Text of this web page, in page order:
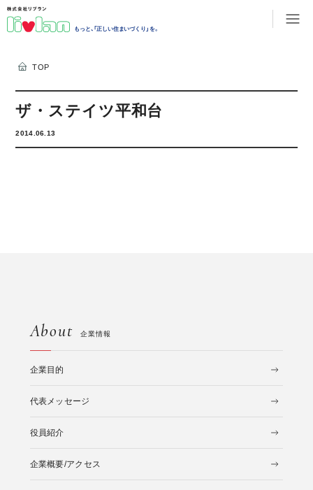
もっと、「正しい住まいづくり」を。
TOP
ザ・ステイツ平和台
2014.06.13
About 企業情報
企業目的
代表メッセージ
役員紹介
企業概要/アクセス